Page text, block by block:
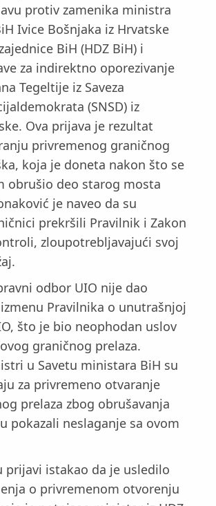
protiv zamenika ministra
Ivice Bošnjaka iz Hrvatske
BiH (HDZ BiH) i
za indirektno oporezivanje
Tegeltije iz Saveza
(SNSD) iz
Ova prijava je rezultat
privremenog graničnog
koja je doneta nakon što se
obrušio deo starog mosta
je naveo da su
prekršili Pravilnik i Zakon
zloupotrebljavajući svoj
odbor UIO nije dao
Pravilnika o unutrašnjoj
što je bio neophodan uslov
graničnog prelaza.
u Savetu ministara BiH su
za privremeno otvaranje
prelaza zbog obrušavanja
pokazali neslaganje sa ovom
prijavi istakao da je usledilo
o privremenom otvorenju